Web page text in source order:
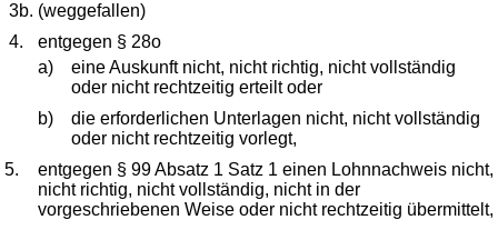
3b. (weggefallen)
4.
entgegen § 28o
a)
eine Auskunft nicht, nicht richtig, nicht vollständig
oder nicht rechtzeitig erteilt oder
b)
die erforderlichen Unterlagen nicht, nicht vollständig
oder nicht rechtzeitig vorlegt,
5.
entgegen § 99 Absatz 1 Satz 1 einen Lohnnachweis nicht,
nicht richtig, nicht vollständig, nicht in der
vorgeschriebenen Weise oder nicht rechtzeitig übermittelt,